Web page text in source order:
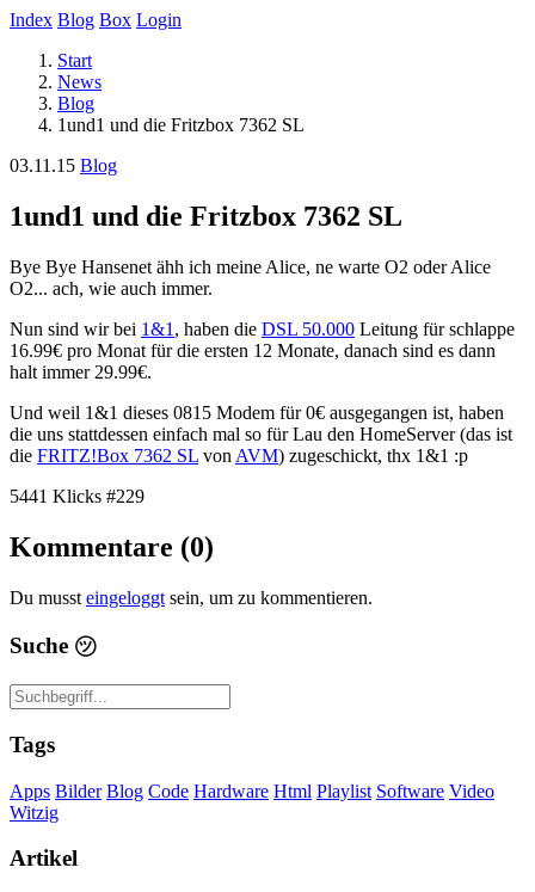
Index Blog Box Login
Start
News
Blog
1und1 und die Fritzbox 7362 SL
03.11.15 Blog
1und1 und die Fritzbox 7362 SL
Bye Bye Hansenet ähh ich meine Alice, ne warte O2 oder Alice
O2... ach, wie auch immer.
Nun sind wir bei 1&1 , haben die DSL 50.000 Leitung für schlappe
16.99€ pro Monat für die ersten 12 Monate, danach sind es dann
halt immer 29.99€.
Und weil 1&1 dieses 0815 Modem für 0€ ausgegangen ist, haben
die uns stattdessen einfach mal so für Lau den HomeServer (das ist
die FRITZ!Box 7362 SL von AVM) zugeschickt, thx 1&1 :p
5441 Klicks #229
Kommentare (0)
Du musst eingeloggt sein, um zu kommentieren.
Suche ㋡
Tags
Apps Bilder Blog Code Hardware Html Playlist Software Video
Witzig
Artikel